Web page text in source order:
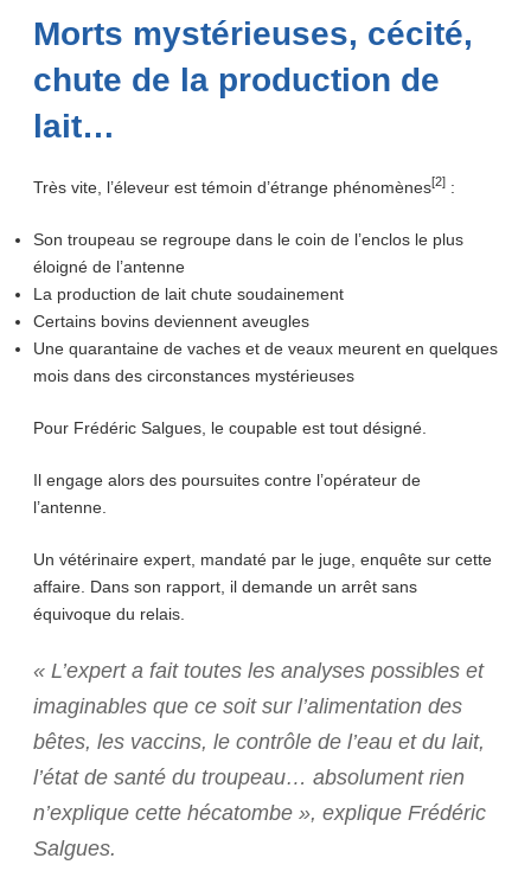
Morts mystérieuses, cécité,
chute de la production de
lait…
Très vite, l’éleveur est témoin d’étrange phénomènes[2] :
Son troupeau se regroupe dans le coin de l’enclos le plus
éloigné de l’antenne
La production de lait chute soudainement
Certains bovins deviennent aveugles
Une quarantaine de vaches et de veaux meurent en quelques
mois dans des circonstances mystérieuses
Pour Frédéric Salgues, le coupable est tout désigné.
Il engage alors des poursuites contre l’opérateur de
l’antenne.
Un vétérinaire expert, mandaté par le juge, enquête sur cette
affaire. Dans son rapport, il demande un arrêt sans
équivoque du relais.
« L’expert a fait toutes les analyses possibles et
imaginables que ce soit sur l’alimentation des
bêtes, les vaccins, le contrôle de l’eau et du lait,
l’état de santé du troupeau… absolument rien
n’explique cette hécatombe », explique Frédéric
Salgues.